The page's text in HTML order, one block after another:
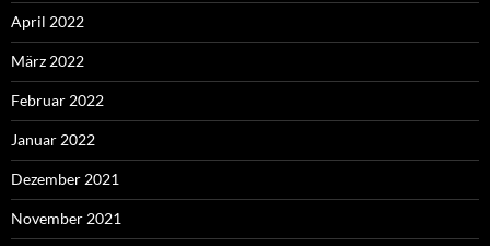
April 2022
März 2022
Februar 2022
Januar 2022
Dezember 2021
November 2021